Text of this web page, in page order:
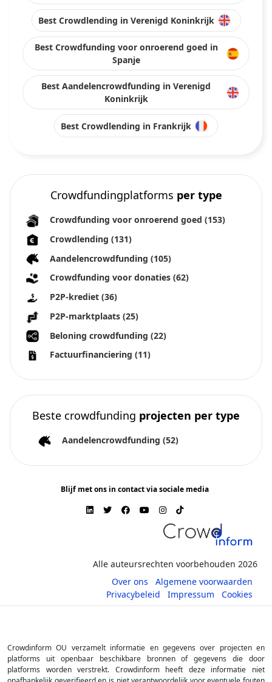
Best Crowdlending in Verenigd Koninkrijk
Best Crowdfunding voor onroerend goed in
Spanje
Best Aandelencrowdfunding in Verenigd
Koninkrijk
Best Crowdlending in Frankrijk
Crowdfundingplatforms per type
Crowdfunding voor onroerend goed (153)
Crowdlending (131)
Aandelencrowdfunding (105)
Crowdfunding voor donaties (62)
P2P-krediet (36)
P2P-marktplaats (25)
Beloning crowdfunding (22)
Factuurfinanciering (11)
Beste crowdfunding projecten per type
Aandelencrowdfunding (52)
Blijf met ons in contact via sociale media
Alle auteursrechten voorbehouden 2026
Over ons
Algemene voorwaarden
Privacybeleid
Impressum Cookies
Crowdinform OU verzamelt informatie en gegevens over projecten en
platforms uit openbaar beschikbare bronnen of gegevens die door
platforms worden verstrekt. Crowdinform heeft deze informatie niet